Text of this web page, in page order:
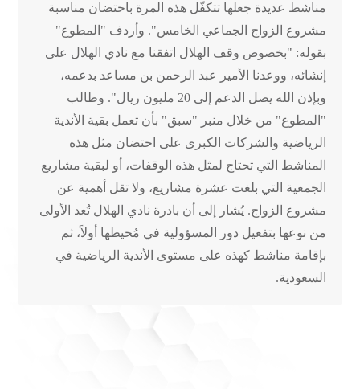
مناشط عديدة جعلها تتكفّل هذه المرة باحتضان مناسبة
مشروع الزواج الجماعي الخامس". وأردف "المطوع"
بقوله: "بخصوص وقف الهلال اتفقنا مع نادي الهلال على
إنشائه، ووعدنا الأمير عبد الرحمن بن مساعد بدعمه،
وبإذن الله يصل الدعم إلى 20 مليون ريال". وطالب
"المطوع" من خلال منبر "سبق" بأن تعمل بقية الأندية
الرياضية والشركات الكبرى على احتضان مثل هذه
المناشط التي تحتاج لمثل هذه الوقفات، أو لبقية مشاريع
الجمعية التي بلغت عشرة مشاريع، ولا تقل أهمية عن
مشروع الزواج. يُشار إلى أن بادرة نادي الهلال تُعد الأولى
من نوعها بتفعيل دور المسؤولية في مُحيطها أولاً، ثم
بإقامة مناشط كهذه على مستوى الأندية الرياضية في
السعودية.